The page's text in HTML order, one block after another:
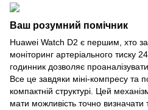
Ваш розумний помічник
Huawei Watch D2 є першим, хто
моніторинг артеріального тиску
годинник дозволяє
Все це завдяки міні-компресу та
компактній структурі. Цей
мати можливість точно визначати